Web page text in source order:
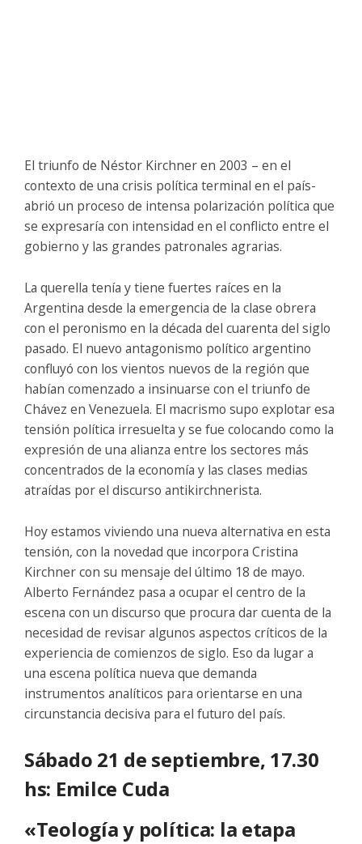
El triunfo de Néstor Kirchner en 2003 – en el
contexto de una crisis política terminal en el país-
abrió un proceso de intensa polarización política que
se expresaría con intensidad en el conflicto entre el
gobierno y las grandes patronales agrarias.
La querella tenía y tiene fuertes raíces en la
Argentina desde la emergencia de la clase obrera
con el peronismo en la década del cuarenta del siglo
pasado. El nuevo antagonismo político argentino
confluyó con los vientos nuevos de la región que
habían comenzado a insinuarse con el triunfo de
Chávez en Venezuela. El macrismo supo explotar esa
tensión política irresuelta y se fue colocando como la
expresión de una alianza entre los sectores más
concentrados de la economía y las clases medias
atraídas por el discurso antikirchnerista.
Hoy estamos viviendo una nueva alternativa en esta
tensión, con la novedad que incorpora Cristina
Kirchner con su mensaje del último 18 de mayo.
Alberto Fernández pasa a ocupar el centro de la
escena con un discurso que procura dar cuenta de la
necesidad de revisar algunos aspectos críticos de la
experiencia de comienzos de siglo. Eso da lugar a
una escena política nueva que demanda
instrumentos analíticos para orientarse en una
circunstancia decisiva para el futuro del país.
Sábado 21 de septiembre, 17.30
hs: Emilce Cuda
«Teología y política: la etapa